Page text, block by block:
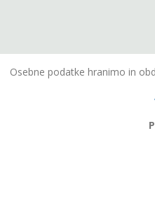
Osebne podatke hranimo in